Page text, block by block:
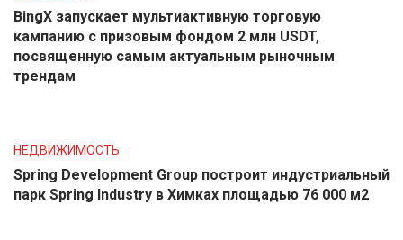
BingX запускает мультиактивную торговую
кампанию с призовым фондом 2 млн USDT,
посвященную самым актуальным рыночным
трендам
НЕДВИЖИМОСТЬ
Spring Development Group построит индустриальный
парк Spring Industry в Химках площадью 76 000 м2